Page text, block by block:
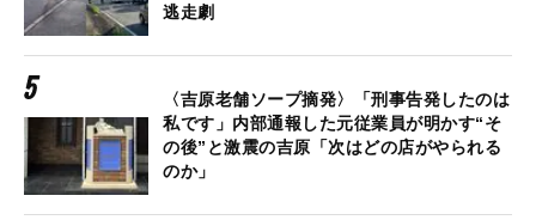
逃走劇
〈吉原老舗ソープ摘発〉「刑事告発したのは
私です」内部通報した元従業員が明かす“そ
の後”と激震の吉原「次はどの店がやられる
のか」